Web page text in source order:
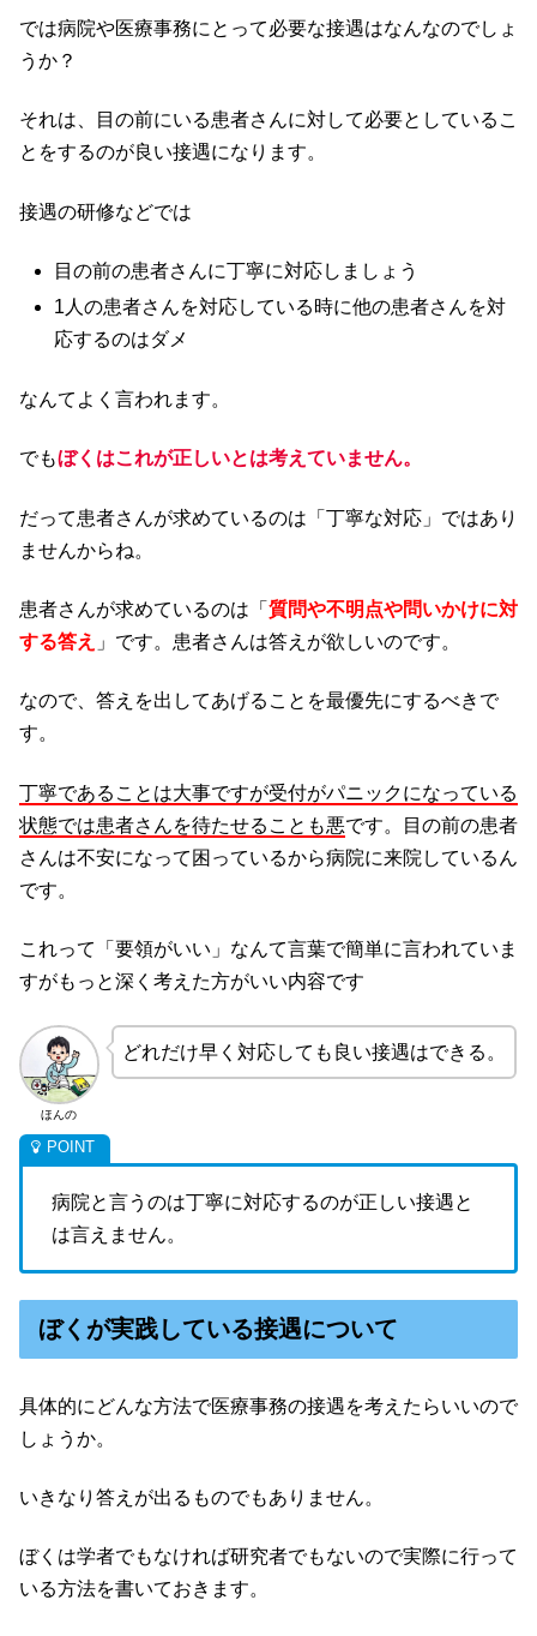
では病院や医療事務にとって必要な接遇はなんなのでしょ
うか？
それは、目の前にいる患者さんに対して必要としているこ
とをするのが良い接遇になります。
接遇の研修などでは
目の前の患者さんに丁寧に対応しましょう
1人の患者さんを対応している時に他の患者さんを対
応するのはダメ
なんてよく言われます。
でもぼくはこれが正しいとは考えていません。
だって患者さんが求めているのは「丁寧な対応」ではあり
ませんからね。
患者さんが求めているのは「 質問や不明点や問いかけに対
する答え 」です。患者さんは答えが欲しいのです。
なので、答えを出してあげることを最優先にするべきで
す。
丁寧であることは大事ですが受付がパニックになっている
状態では患者さんを待たせることも悪です。目の前の患者
さんは不安になって困っているから病院に来院しているん
です。
これって「要領がいい」なんて言葉で簡単に言われていま
すがもっと深く考えた方がいい内容です
ほんの
どれだけ早く対応しても良い接遇はできる。
病院と言うのは丁寧に対応するのが正しい接遇と
は言えません。
ぼくが実践している接遇について
具体的にどんな方法で医療事務の接遇を考えたらいいので
しょうか。
いきなり答えが出るものでもありません。
ぼくは学者でもなければ研究者でもないので実際に行って
いる方法を書いておきます。